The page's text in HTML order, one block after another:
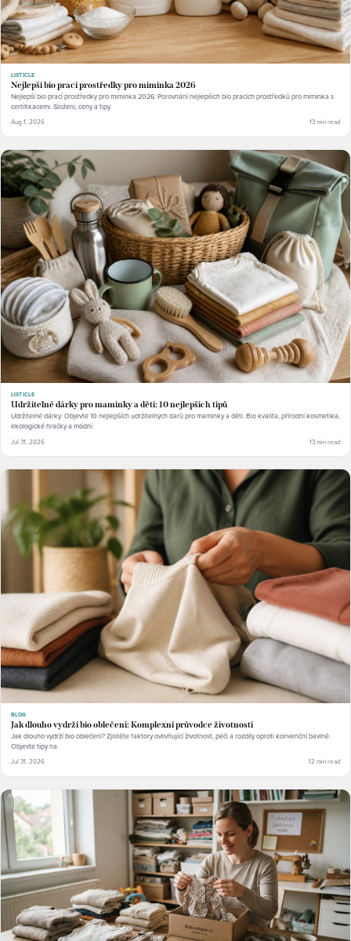
LISTICLE
Nejlepší bio prací prostředky pro miminka 2026
Nejlepší bio prací prostředky pro miminka 2026: Porovnání nejlepších bio pracích prostředků pro miminka s
certifikacemi. Složení, ceny a tipy.
Aug 1, 2026 13 min read
LISTICLE
Udržitelné dárky pro maminky a děti: 10 nejlepších tipů
Udržitelné dárky: Objevte 10 nejlepších udržitelných darů pro maminky a děti. Bio kvalita, přírodní kosmetika,
ekologické hračky a módní.
Jul 31, 2026 13 min read
BLOG
Jak dlouho vydrží bio oblečení: Komplexní průvodce životností
Jak dlouho vydrží bio oblečení? Zjistěte faktory ovlivňující životnost, péči a rozdíly oproti konvenční bavlně.
Objevte tipy na.
Jul 31, 2026 12 min read